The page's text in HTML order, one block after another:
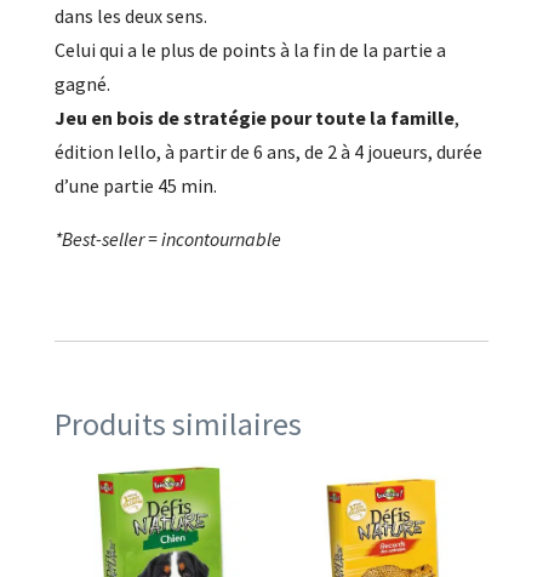
dans les deux sens.
Celui qui a le plus de points à la fin de la partie a
gagné.
Jeu en bois de stratégie pour toute la famille,
édition Iello, à partir de 6 ans, de 2 à 4 joueurs, durée
d’une partie 45 min.
*Best-seller = incontournable
Produits similaires